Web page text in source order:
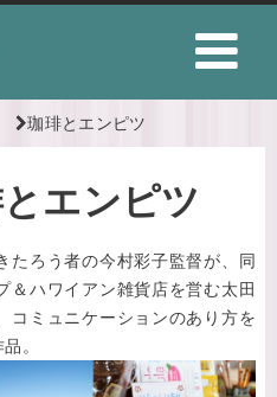
珈琲とエンピツ
エンピツ
たろう者の今村彩子監督が、同
＆ハワイアン雑貨店を営む太田
コミュニケーションのあり方を
。